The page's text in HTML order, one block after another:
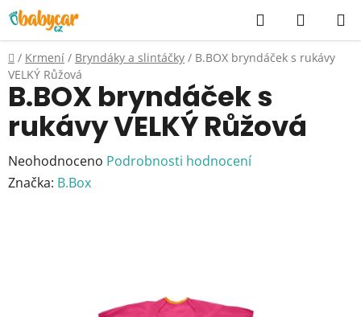
Přejít
na
obsah
Hledat
KOŠÍK
Domů
/ Krmení / Bryndáky a slintáčky / B.BOX bryndáček s rukávy
VELKÝ Růžová
B.BOX bryndáček s
rukávy VELKÝ Růžová
Průměrné
hodnocení
Neohodnoceno Podrobnosti hodnocení
Značka: B.Box